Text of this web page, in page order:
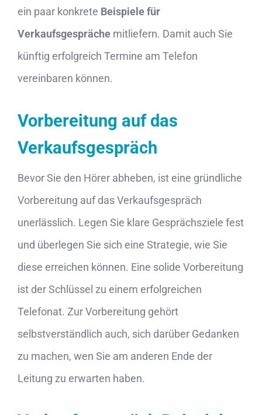
ein paar konkrete Beispiele für
Verkaufsgespräche mitliefern. Damit auch Sie
künftig erfolgreich Termine am Telefon
vereinbaren können.
Vorbereitung auf das
Verkaufsgespräch
Bevor Sie den Hörer abheben, ist eine gründliche
Vorbereitung auf das Verkaufsgespräch
unerlässlich. Legen Sie klare Gesprächsziele fest
und überlegen Sie sich eine Strategie, wie Sie
diese erreichen können. Eine solide Vorbereitung
ist der Schlüssel zu einem erfolgreichen
Telefonat. Zur Vorbereitung gehört
selbstverständlich auch, sich darüber Gedanken
zu machen, wen Sie am anderen Ende der
Leitung zu erwarten haben.